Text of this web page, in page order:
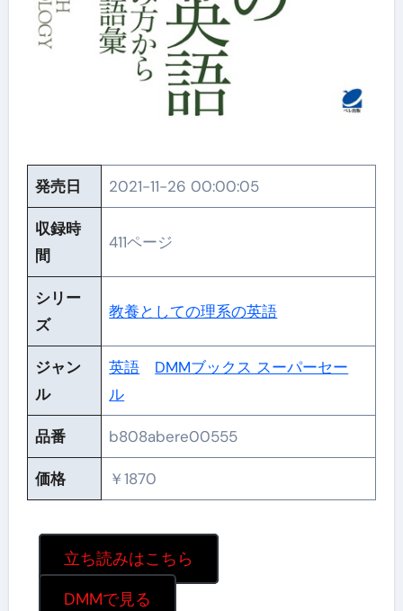
発売日 2021-11-26 00:00:05
収録時
間
411ページ
シリー
ズ
教養としての理系の英語
ジャン
ル
英語
DMMブックス スーパーセー
ル
品番 b808abere00555
価格 ￥1870
立ち読みはこちら
DMMで見る